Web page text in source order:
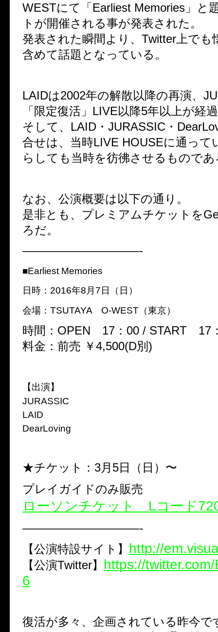
WESTにて「Earliest Memories」と
トが開催される事が発表された。
発表された瞬間より、Twitter上でも
含めて話題となっている。
LAIDは2002年の解散以降の再演、
「限定復活」LIVE以降5年以上が経
そして、LAID・JURASSIC・
合せは、当時LIVE HOUSEに通って
らしても当時を彷彿させるもので
なお、公演概要は以下の通り。
是非とも、プレミアムチケットを
ろだ。
——————————-
■Earliest Memories
日時：2016年8月7日（日）
会場：TSUTAYA O-WEST（東京）
時間：OPEN 17：00 / START 17
料金：前売 ￥4,500(D別)
【出演】
JURASSIC
LAID
DearLoving
★チケット：3月5日（日）〜
プレイガイドのみ販売
ローソンチケット Lコード
——————————-
【公演特設サイト】 http://
【公演Twitter】 https://
6
復活が多々、企画されている昨今で